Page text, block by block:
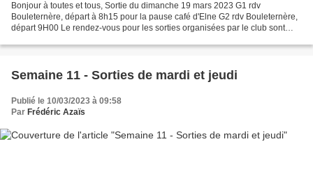
Bonjour à toutes et tous, Sortie du dimanche 19 mars 2023 G1 rdv
Bouleternère, départ à 8h15 pour la pause café d'Elne G2 rdv Bouleternère,
départ 9H00 Le rendez-vous pour les sorties organisées par le club sont
Semaine 11 - Sorties de mardi et jeudi
Publié le 10/03/2023 à 09:58
Par Frédéric Azaïs